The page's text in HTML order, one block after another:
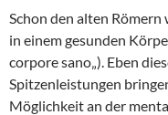
Schon den alten Römern
in einem gesunden
corpore sano„). Eben
Spitzenleistungen
Möglichkeit an der